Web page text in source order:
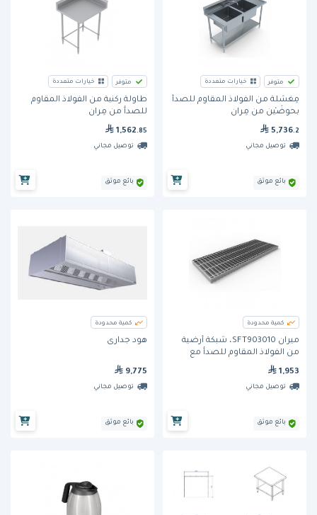
متوفر خيارات متعددة
مِغسَلة من الفولاذ المقاوم للصدأ
بحوضَيْن من مِران
5,736.2
توصيل مجاني
بائع موثق
متوفر خيارات متعددة
طاولة ركنية من الفولاذ المقاوم
للصدأ من مِران
1,562 .85
توصيل مجاني
بائع موثق
كمية محدودة
ميران SFT903010، شبكة أرضية
من الفولاذ المقاوم للصدأ مع
تصريف سفلي، 900 × 300 مم
1,953
توصيل مجاني
بائع موثق
كمية محدودة
هود جدارى
9,775
توصيل مجاني
بائع موثق